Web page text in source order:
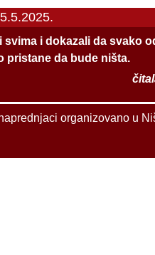
svima i dokazali da svako
pristane da bude ništa.
organizovano u